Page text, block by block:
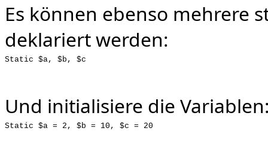
Es können ebenso mehrere
deklariert werden:
Static $a, $b, $c
Und initialisiere die
Static $a = 2, $b = 10, $c = 20